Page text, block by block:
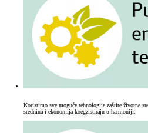
Koristimo sve moguće tehnologije zaštite životne
srednina i ekonomija koegzistiraju u harmoniji.